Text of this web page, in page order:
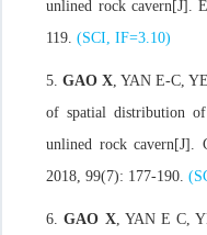
unlined rock cavern[J].
119.(SCI, IF=3.10)
5.GAO X, YAN E-C,
of spatial distribution of
unlined rock cavern[J].
2018, 99(7): 177-190.
6.GAO X, YAN E C,